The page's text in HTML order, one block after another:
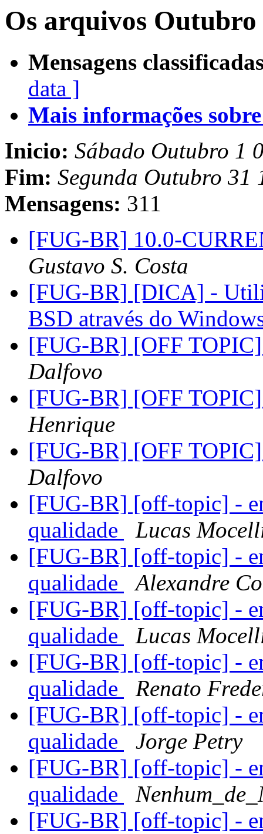
Os arquivos Outubro
Mensagens
data ]
Mais informações
Inicio: Sábado Outubro 1
Fim: Segunda Outubro 31
Mensagens: 311
[FUG-BR] 10.0-
Gustavo S. Costa
[FUG-BR] [DICA] -
BSD através do
[FUG-BR] [OFF
Dalfovo
[FUG-BR] [OFF
Henrique
[FUG-BR] [OFF
Dalfovo
[FUG-BR] [off-topic] -
qualidade
Lucas
[FUG-BR] [off-topic] -
qualidade
Alexandre
[FUG-BR] [off-topic] -
qualidade
Lucas
[FUG-BR] [off-topic] -
qualidade
Renato
[FUG-BR] [off-topic] -
qualidade
Jorge Petry
[FUG-BR] [off-topic] -
qualidade
[FUG-BR] [off-topic] -